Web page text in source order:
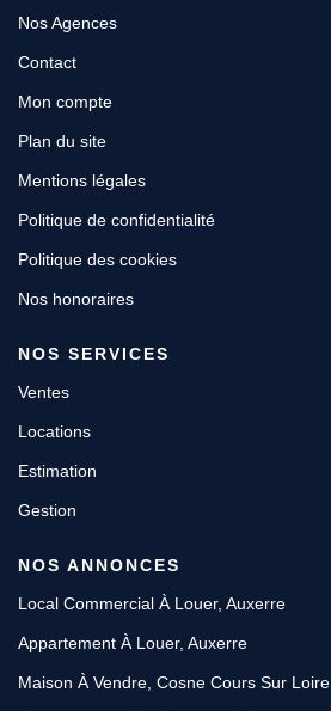
Nos Agences
Contact
Mon compte
Plan du site
Mentions légales
Politique de confidentialité
Politique des cookies
Nos honoraires
NOS SERVICES
Ventes
Locations
Estimation
Gestion
NOS ANNONCES
Local Commercial À Louer, Auxerre
Appartement À Louer, Auxerre
Maison À Vendre, Cosne Cours Sur Loire